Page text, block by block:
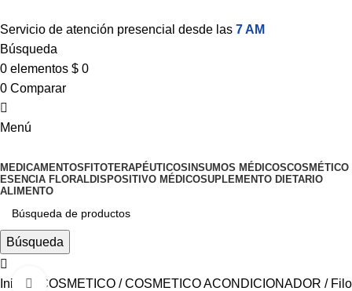
Servicio de atención presencial desde las 7 AM
Búsqueda
0 elementos $ 0
0 Comparar
Menú
MEDICAMENTOS FITOTERAPÉUTICOS INSUMOS MÉDICOSCOSMÉTICO
ESENCIA FLORALDISPOSITIVO MÉDICOSUPLEMENTO DIETARIO
ALIMENTO
Búsqueda
Inicio COSMETICO COSMETICO ACONDICIONADOR
Haga Click para agrandar